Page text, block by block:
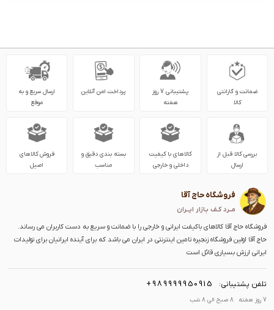
ضمانت و گارانتی
کالا
پشتیبانی 7 روز
هفته
پرداخت امن آنلاین
ارسال سریع و به
موقع
بررسی کالا قبل از
ارسال
کالاهای با کیفیت
داخلی و خارجی
بسته بندی دقیق و
مناسب
فروش کالاهای
اصیل
فروشگاه حاج آقا
مــرد کـف بـازار ایــران
فروشگاه حاج آقا کالاهای باکیفت ایرانی و خارجی را با ضمانت و سریع به دست کاربران می رساند.
حاج آقا اولین فروشگاه زنجیره تامین اینترنتی در ایران می باشد که برای آینده ایرانیان برای تولیدات
ایرانی ارزش بسیاری قائل است
تلفن پشتیبانی: +989999950915
7 روز هفته 8 صبح الی 8 شب